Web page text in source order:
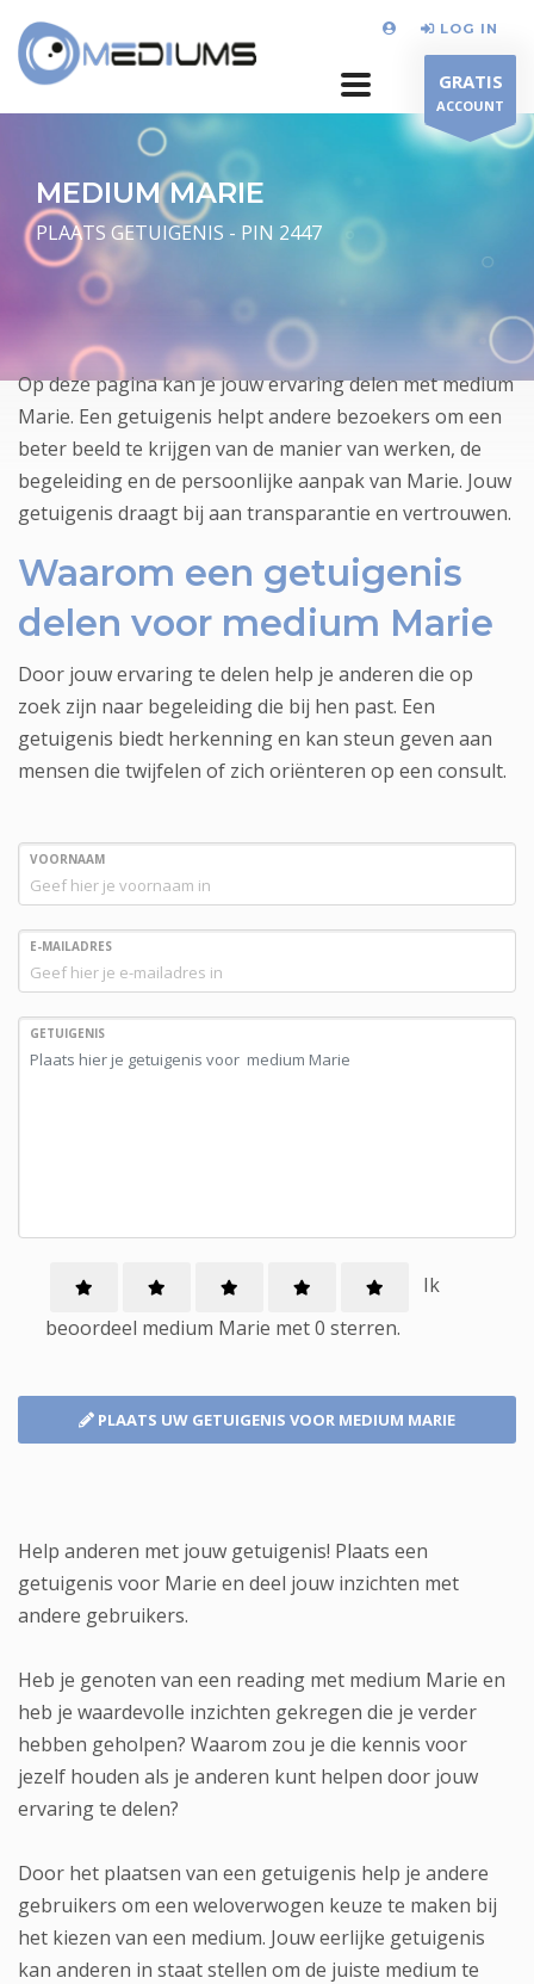
LOG IN
GRATIS
ACCOUNT
MEDIUM MARIE
PLAATS GETUIGENIS - PIN 2447
Op deze pagina kan je jouw ervaring delen met medium
Marie. Een getuigenis helpt andere bezoekers om een
beter beeld te krijgen van de manier van werken, de
begeleiding en de persoonlijke aanpak van Marie. Jouw
getuigenis draagt bij aan transparantie en vertrouwen.
Waarom een getuigenis
delen voor medium Marie
Door jouw ervaring te delen help je anderen die op
zoek zijn naar begeleiding die bij hen past. Een
getuigenis biedt herkenning en kan steun geven aan
mensen die twijfelen of zich oriënteren op een consult.
VOORNAAM
E-MAILADRES
GETUIGENIS
Ik
beoordeel medium Marie met0 sterren.
PLAATS UW GETUIGENIS VOOR MEDIUM MARIE
Help anderen met jouw getuigenis! Plaats een
getuigenis voor Marie en deel jouw inzichten met
andere gebruikers.
Heb je genoten van een reading met medium Marie en
heb je waardevolle inzichten gekregen die je verder
hebben geholpen? Waarom zou je die kennis voor
jezelf houden als je anderen kunt helpen door jouw
ervaring te delen?
Door het plaatsen van een getuigenis help je andere
gebruikers om een weloverwogen keuze te maken bij
het kiezen van een medium. Jouw eerlijke getuigenis
kan anderen in staat stellen om de juiste medium te